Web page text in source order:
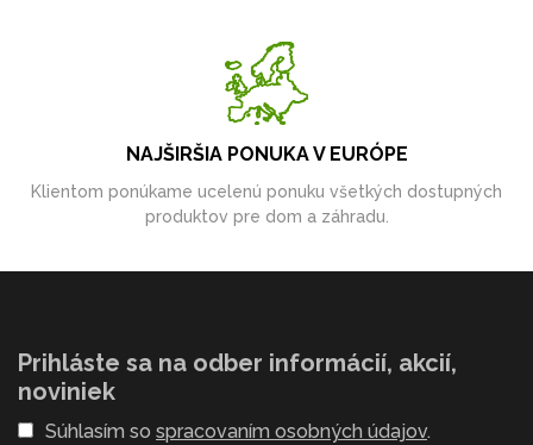
NAJŠIRŠIA PONUKA V EURÓPE
Klientom ponúkame ucelenú ponuku všetkých dostupných
produktov pre dom a záhradu.
Prihláste sa na odber informácií, akcií,
noviniek
Súhlasím so spracovaním osobných údajov.